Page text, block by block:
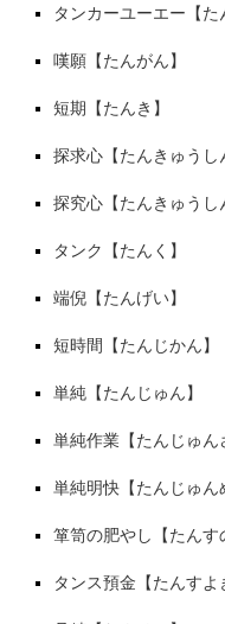
タンカーユーエー【た
嘆願【たんがん】
短期【たんき】
探求心【たんきゅうし
探究心【たんきゅうし
タンク【たんく】
端倪【たんげい】
短時間【たんじかん】
単純【たんじゅん】
単純作業【たんじゅん
単純明快【たんじゅん
箪笥の肥やし【たんす
タンス預金【たんすよ